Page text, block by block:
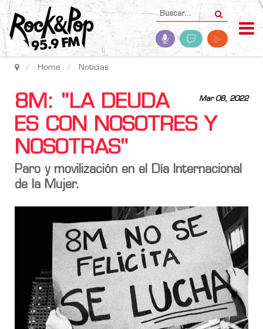
Home Noticias
Mar 08, 2022
8M: "LA DEUDA
ES CON NOSOTRES Y
NOSOTRAS"
Paro y movilización en el Día Internacional
de la Mujer.